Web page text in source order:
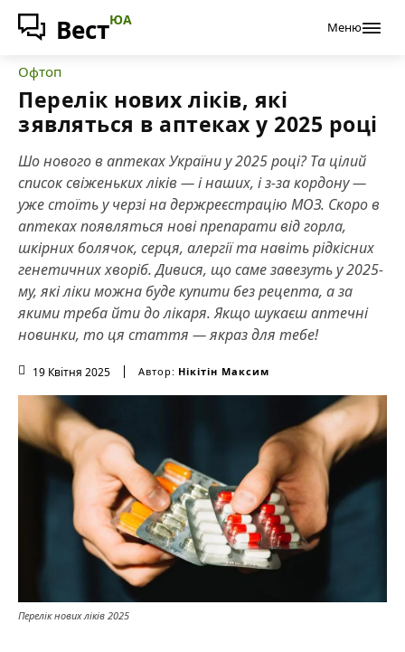
ВестЮА Меню
Офтоп
Перелік нових ліків, які
зявляться в аптеках у 2025 році
Шо нового в аптеках України у 2025 році? Та цілий
список свіженьких ліків — і наших, і з-за кордону —
уже стоїть у черзі на держреєстрацію МОЗ. Скоро в
аптеках появляться нові препарати від горла,
шкірних болячок, серця, алергії та навіть рідкісних
генетичних хворіб. Дивися, що саме завезуть у 2025-
му, які ліки можна буде купити без рецепта, а за
якими треба йти до лікаря. Якщо шукаєш аптечні
новинки, то ця стаття — якраз для тебе!
19 Квітня 2025 Автор: Нікітін Максим
Перелік нових ліків 2025